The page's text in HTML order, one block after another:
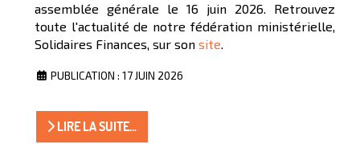
assemblée générale le 16 juin 2026. Retrouvez
toute l'actualité de notre fédération ministérielle,
Solidaires Finances, sur son site.
PUBLICATION : 17 JUIN 2026
LIRE LA SUITE...